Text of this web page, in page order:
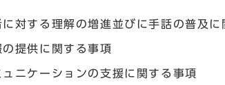
対する理解の増進並びに手話の普及に
提供に関する事項
ニケーションの支援に関する事項